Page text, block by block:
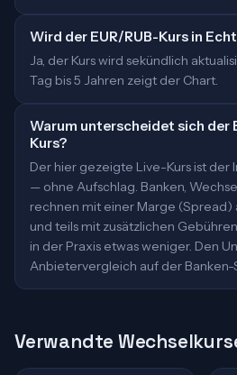
Wird der EUR/RUB-Kurs in
Ja, der Kurs wird sekündlich
Tag bis 5 Jahren zeigt der Chart.
Warum unterscheidet sich der
Kurs?
Der hier gezeigte Live-Kurs ist der
— ohne Aufschlag. Banken,
rechnen mit einer Marge (Spread)
und teils mit zusätzlichen
in der Praxis etwas weniger. Den
Anbietervergleich auf der Banken-
Verwandte